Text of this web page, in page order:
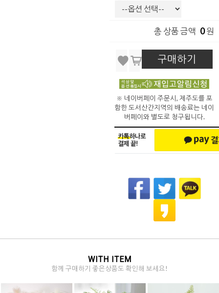
총 상품 금액 0원
구매하기
※ 네이버페이 주문시, 제주도를 포
함한 도서산간지역의 배송료는 네이
버페이와 별도로 청구됩니다.
WITH ITEM
함께 구매하기 좋은상품도 확인해 보세요!